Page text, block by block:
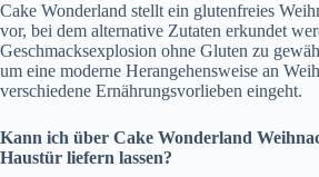
Cake Wonderland stellt ein glutenfreies
vor, bei dem alternative Zutaten erkundet
Geschmacksexplosion ohne Gluten zu
um eine moderne Herangehensweise an
verschiedene Ernährungsvorlieben eingeht.
Kann ich über Cake Wonderland
Haustür liefern lassen?